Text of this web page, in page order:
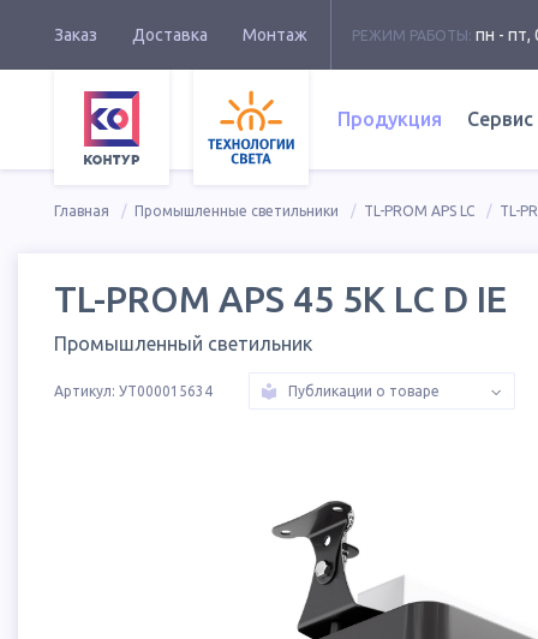
Заказ Доставка Монтаж РЕЖИМ РАБОТЫ: пн - пт,
Продукция Сервис
Главная Промышленные светильники TL-PROM APS LC TL-
TL-PROM APS 45 5K LC D IE
Промышленный светильник
Артикул: УТ000015634 Публикации о товаре